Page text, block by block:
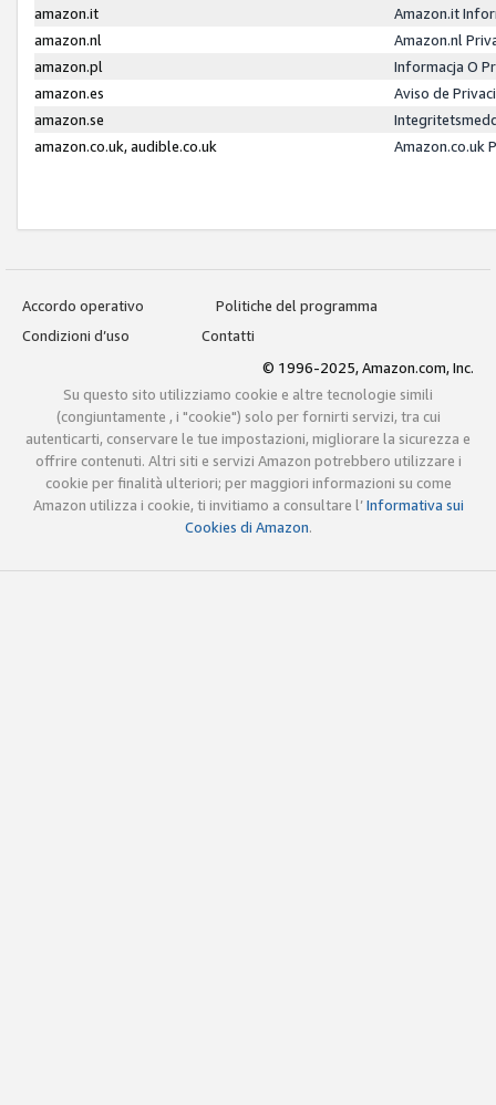
amazon.it
Amazon.it
amazon.nl
Amazon.nl
amazon.pl
Informacja O
amazon.es
Aviso de
amazon.se
amazon.co.uk, audible.co.uk
Amazon.co.uk
Accordo operativo
Politiche del programma
Condizioni d’uso
Contatti
© 1996-2025, Amazon.com, Inc.
Su questo sito utilizziamo cookie e altre tecnologie simili
(congiuntamente , i "cookie") solo per fornirti servizi, tra cui
autenticarti, conservare le tue impostazioni, migliorare la sicurezza e
offrire contenuti. Altri siti e servizi Amazon potrebbero utilizzare i
cookie per finalità ulteriori; per maggiori informazioni su come
Amazon utilizza i cookie, ti invitiamo a consultare l’Informativa sui
Cookies di Amazon.